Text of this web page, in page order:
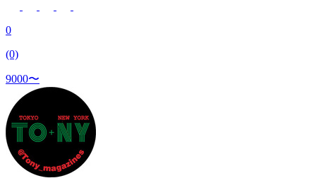
0
(0)
9000〜